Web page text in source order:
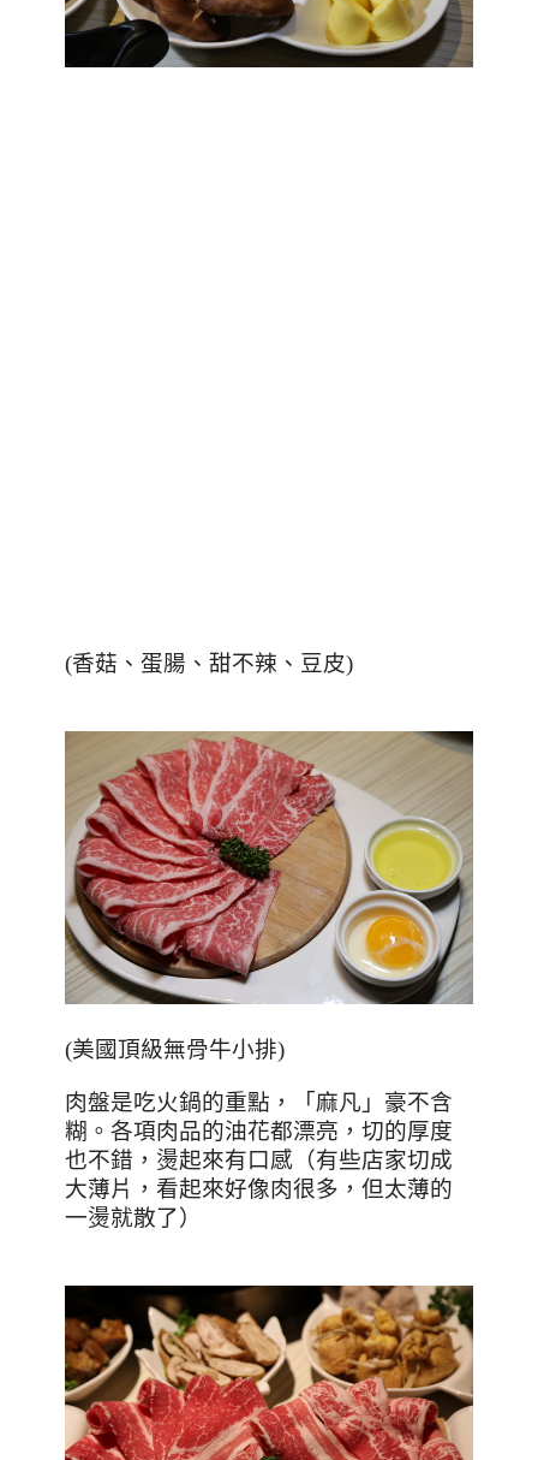
(香菇、蛋腸、甜不辣、豆皮)
(美國頂級無骨牛小排)
肉盤是吃火鍋的重點，「麻凡」豪不含
糊。各項肉品的油花都漂亮，切的厚度
也不錯，燙起來有口感（有些店家切成
大薄片，看起來好像肉很多，但太薄的
一燙就散了）